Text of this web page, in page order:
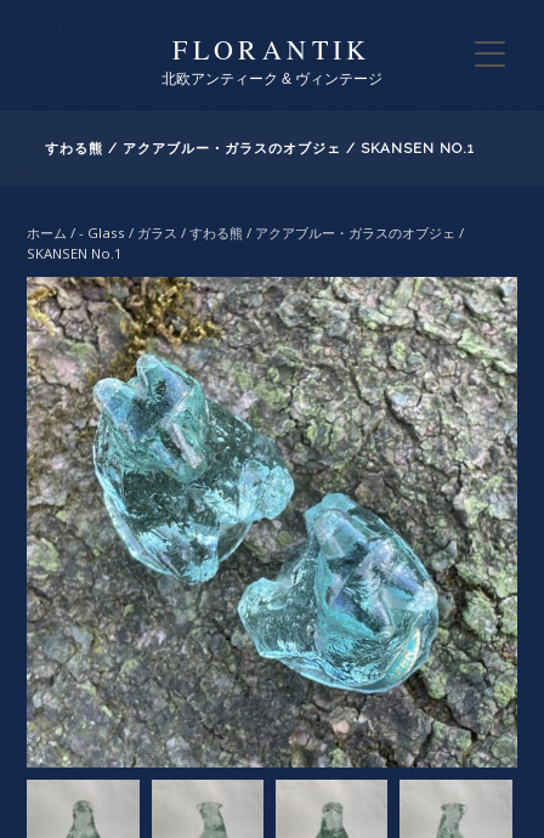
FLORANTIK
北欧アンティーク & ヴィンテージ
すわる熊 / アクアブルー・ガラスのオブジェ / SKANSEN NO.1
ホーム /- Glass / ガラス / すわる熊 / アクアブルー・ガラスのオブジェ /
SKANSEN No.1